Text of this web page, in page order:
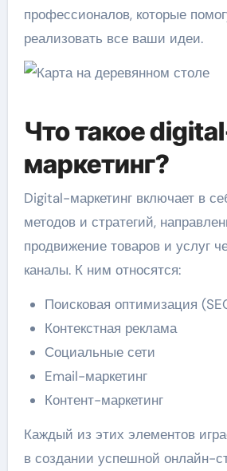
профессионалов, которые
реализовать все ваши идеи.
Что такое
маркетинг?
Digital-маркетинг включает в
методов и стратегий,
продвижение товаров и услуг
каналы. К ним относятся:
Поисковая оптимизация
Контекстная реклама
Социальные сети
Email-маркетинг
Контент-маркетинг
Каждый из этих элементов
в создании успешной онлайн-